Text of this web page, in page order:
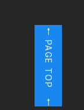
← PAGE TOP